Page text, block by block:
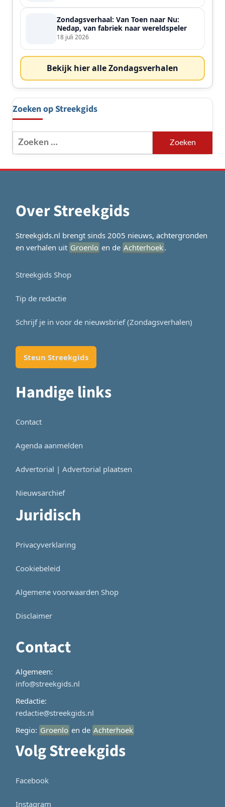
Zondagsverhaal: Van Toen naar Nu:
Nedap, van fabriek naar wereldspeler
18 juli 2026
Bekijk hier alle Zondagsverhalen
Zoeken op Streekgids
Zoeken
naar:
Over Streekgids
Streekgids.nl brengt sinds 2005 nieuws, achtergronden
en verhalen uit Groenlo en de Achterhoek.
Streekgids Shop
Tip de redactie
Schrijf je in voor de nieuwsbrief (Zondagsverhalen)
Steun Streekgids
Handige links
Contact
Agenda aanmelden
Advertorial | Advertorial plaatsen
Nieuwsarchief
Juridisch
Privacyverklaring
Cookiebeleid
Algemene voorwaarden Shop
Disclaimer
Contact
Algemeen:
info@streekgids.nl
Redactie:
redactie@streekgids.nl
Regio: Groenlo en de Achterhoek
Volg Streekgids
Facebook
Instagram